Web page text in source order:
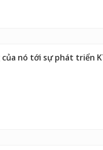
nó tới sự phát triển